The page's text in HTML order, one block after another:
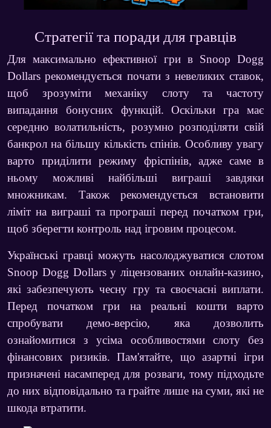
Стратегії та поради для гравців
Для максимально ефективної гри в Snoop Dogg
Dollars рекомендується почати з невеликих ставок,
щоб зрозуміти механіку слоту та частоту
випадання бонусних функцій. Оскільки гра має
середню волатильність, розумно розподіляти свій
банкрол на більшу кількість спінів. Особливу увагу
варто приділити режиму фріспінів, адже саме в
ньому можливі найбільші виграші завдяки
множникам. Також рекомендується встановити
ліміт на виграші та програші перед початком гри,
щоб зберегти контроль над ігровим процесом.
Українські гравці можуть насолоджуватися слотом
Snoop Dogg Dollarsу ліцензованих онлайн-казино,
які забезпечують чесну гру та своєчасні виплати.
Перед початком гри на реальні кошти варто
спробувати демо-версію, яка дозволить
ознайомитися з усіма особливостями слоту без
фінансових ризиків. Пам'ятайте, що азартні ігри
призначені насамперед для розваги, тому підходьте
до них відповідально та грайте лише на суми, які не
шкода втратити.